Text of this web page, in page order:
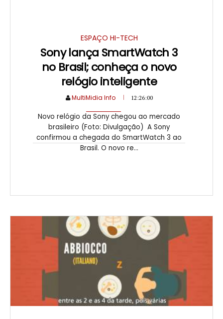
ESPAÇO HI-TECH
Sony lança SmartWatch 3
no Brasil; conheça o novo
relógio inteligente
MultiMidia Info 12:26:00
Novo relógio da Sony chegou ao mercado
brasileiro (Foto: Divulgação) A Sony
confirmou a chegada do SmartWatch 3 ao
Brasil. O novo re...